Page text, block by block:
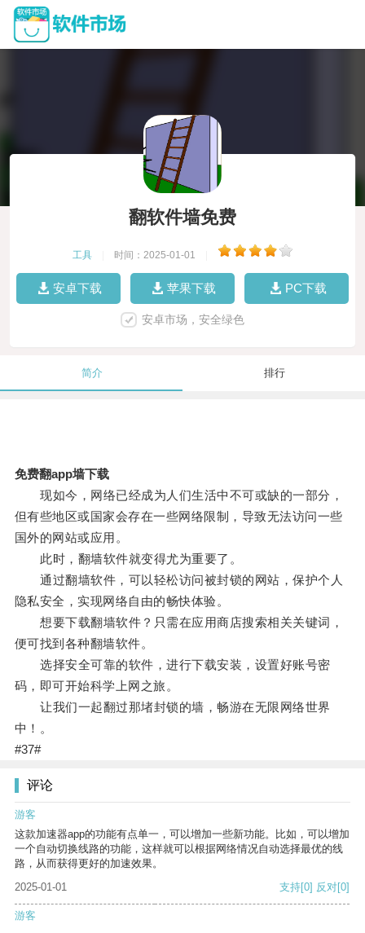
翻软件墙免费
工具 时间：2025-01-01
安卓下载 苹果下载 PC下载
安卓市场，安全绿色
简介 排行
免费翻app墙下载
现如今，网络已经成为人们生活中不可或缺的一部分，
但有些地区或国家会存在一些网络限制，导致无法访问一些
国外的网站或应用。
此时，翻墙软件就变得尤为重要了。
通过翻墙软件，可以轻松访问被封锁的网站，保护个人
隐私安全，实现网络自由的畅快体验。
想要下载翻墙软件？只需在应用商店搜索相关关键词，
便可找到各种翻墙软件。
选择安全可靠的软件，进行下载安装，设置好账号密
码，即可开始科学上网之旅。
让我们一起翻过那堵封锁的墙，畅游在无限网络世界
中！。
#37#
评论
游客
这款加速器app的功能有点单一，可以增加一些新功能。比如，可以增加
一个自动切换线路的功能，这样就可以根据网络情况自动选择最优的线
路，从而获得更好的加速效果。
2025-01-01
支持[0] 反对[0]
游客